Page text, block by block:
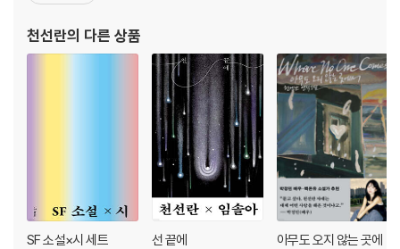
천선란의 다른 상품
SF 소설×시 세트 선 끝에
아무도 오지 않는 곳에